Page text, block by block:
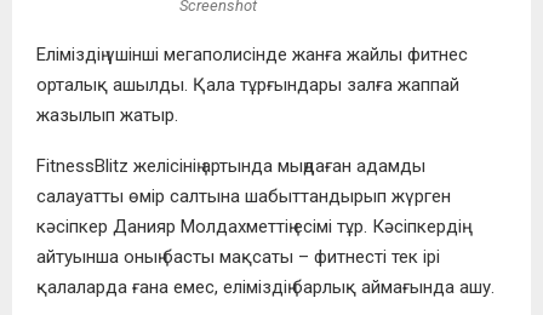
Screenshot
Еліміздің үшінші мегаполисінде жанға жайлы фитнес
орталық ашылды. Қала тұрғындары залға жаппай
жазылып жатыр.
FitnessBlitz желісінің артында мыңдаған адамды
салауатты өмір салтына шабыттандырып жүрген
кәсіпкер Данияр Молдахметтің есімі тұр. Кәсіпкердің
айтуынша оның басты мақсаты – фитнесті тек ірі
қалаларда ғана емес, еліміздің барлық аймағында ашу.